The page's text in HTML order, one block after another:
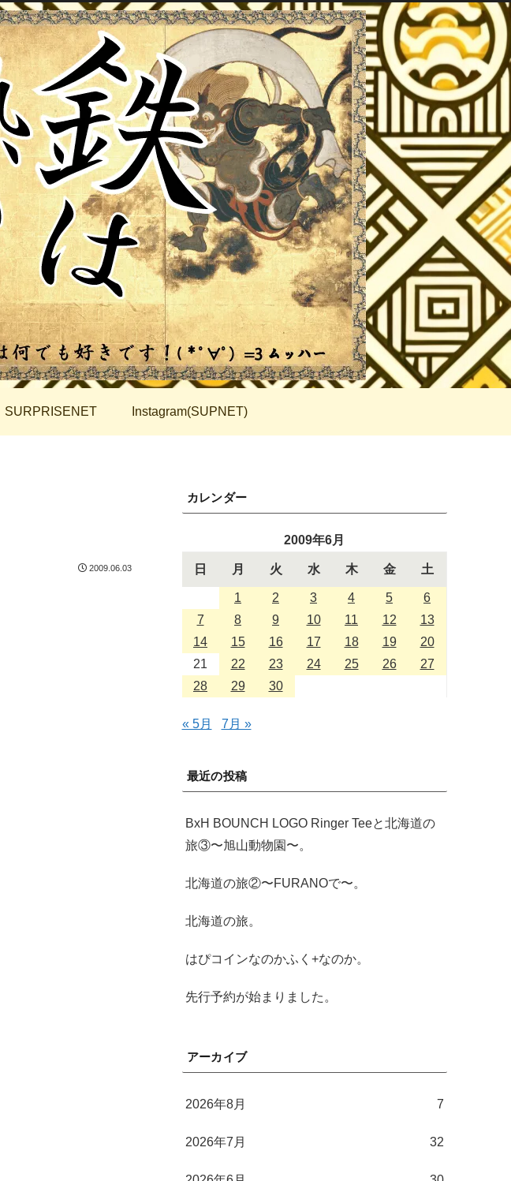
SURPRISENET Instagram(SUPNET)
2009.06.03
カレンダー
2009年6月
日 月 火 水 木 金 土
1 2 3 4 5
6
7
8 9 10 11 12
13
14
15 16 17 18 19
20
21
22 23 24 25 26
27
28
29 30
« 5月 7月 »
最近の投稿
BxH BOUNCH LOGO Ringer Teeと北海道の
旅③〜旭山動物園〜。
北海道の旅②〜FURANOで〜。
北海道の旅。
はぴコインなのかふく+なのか。
先行予約が始まりました。
アーカイブ
2026年8月 7
2026年7月 32